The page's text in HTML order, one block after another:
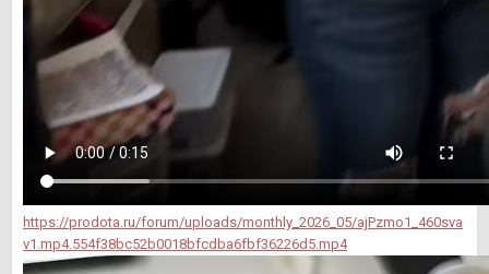
https://prodota.ru/forum/uploads/monthly_2026_05/ajPzmo1_460sva
v1.mp4.554f38bc52b0018bfcdba6fbf36226d5.mp4